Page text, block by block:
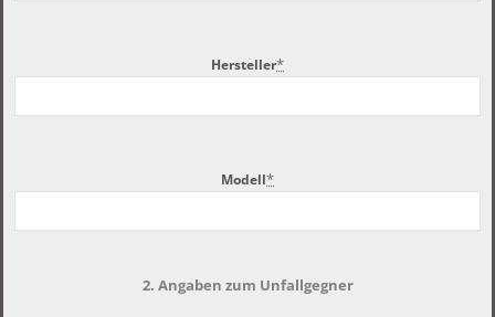
Hersteller*
Modell*
2. Angaben zum Unfallgegner